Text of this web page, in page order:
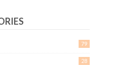
79
28